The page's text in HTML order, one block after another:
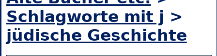
Schlagworte mit j >
jüdische Geschichte